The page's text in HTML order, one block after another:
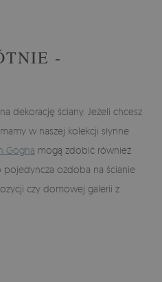
-
dekorację ściany. Jeżeli chcesz
w naszej kolekcji słynne
Gogha mogą zdobić również
pojedyncza ozdoba na ścianie
czy domowej galerii z